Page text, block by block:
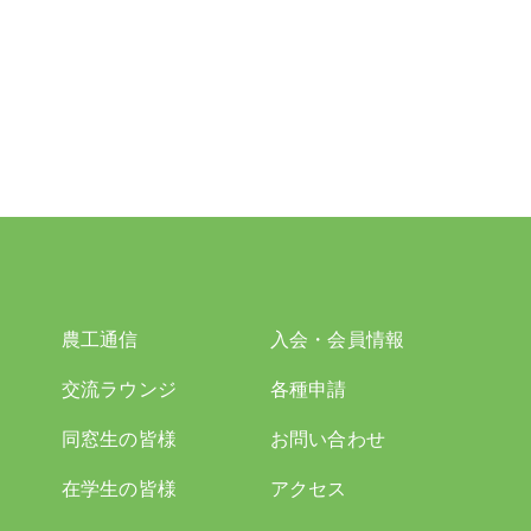
農工通信
交流ラウンジ
同窓生の皆様
在学生の皆様
入会・会員情報
各種申請
お問い合わせ
アクセス